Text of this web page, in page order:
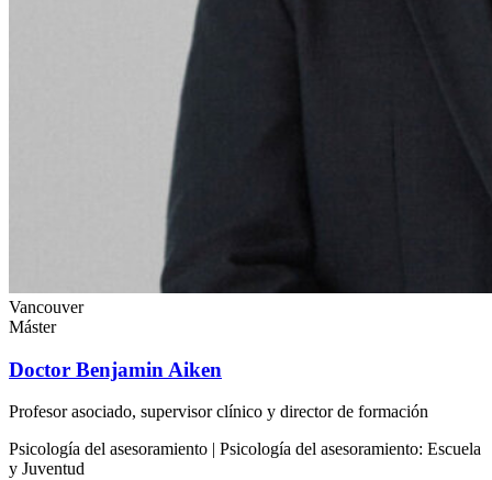
Vancouver
Máster
Doctor Benjamin Aiken
Profesor asociado, supervisor clínico y director de formación
Psicología del asesoramiento | Psicología del asesoramiento: Escuela
y Juventud